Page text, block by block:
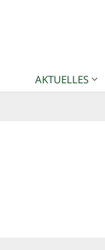
AKTUELLES